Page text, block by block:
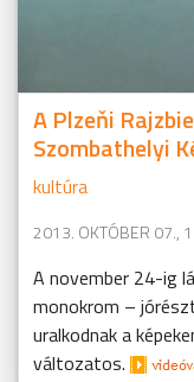
A Plzeňi
Szombathelyi
kultúra
2013. OKTÓBER 07.,
A november 24-ig
monokrom –
uralkodnak a
változatos.